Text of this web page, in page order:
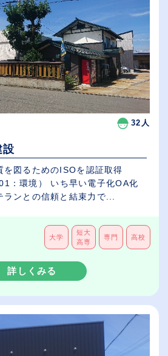
32人
設
：環境） いち早い電子化OA化
ンとの信頼と結束力で...
大学
短大
高専
専門 高校
詳しくみる